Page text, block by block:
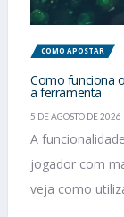
COMO APOSTAR
Como funciona
a ferramenta
5 DE AGOSTO DE 2026
A
jogador com
veja como